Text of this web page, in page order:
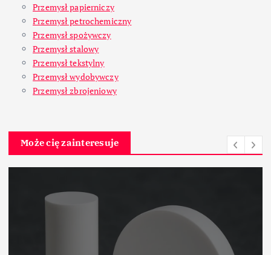
Przemysł papierniczy
Przemysł petrochemiczny
Przemysł spożywczy
Przemysł stalowy
Przemysł tekstylny
Przemysł wydobywczy
Przemysł zbrojeniowy
Może cię zainteresuje